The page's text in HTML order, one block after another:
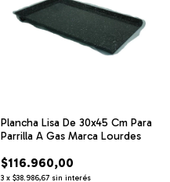
Plancha Lisa De 30x45 Cm Para
Parrilla A Gas Marca Lourdes
$116.960,00
3 x $38.986,67 sin interés